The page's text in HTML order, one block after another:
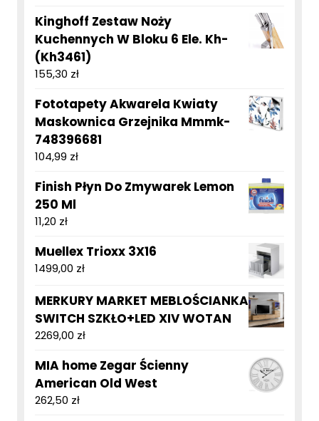
Kinghoff Zestaw Noży
Kuchennych W Bloku 6 Ele. Kh-
(Kh3461)
155,30 zł
Fototapety Akwarela Kwiaty
Maskownica Grzejnika Mmmk-
748396681
104,99 zł
Finish Płyn Do Zmywarek Lemon
250 Ml
11,20 zł
Muellex Trioxx 3X16
1499,00 zł
MERKURY MARKET MEBLOŚCIANKA
SWITCH SZKŁO+LED XIV WOTAN
2269,00 zł
MIA home Zegar Ścienny
American Old West
262,50 zł